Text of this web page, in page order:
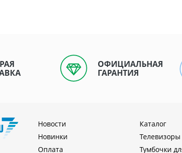
ОФИЦИАЛЬНАЯ
ГАРАНТИЯ
Новости
Новинки
Оплата
Каталог
Телевизоры
Тумбочки